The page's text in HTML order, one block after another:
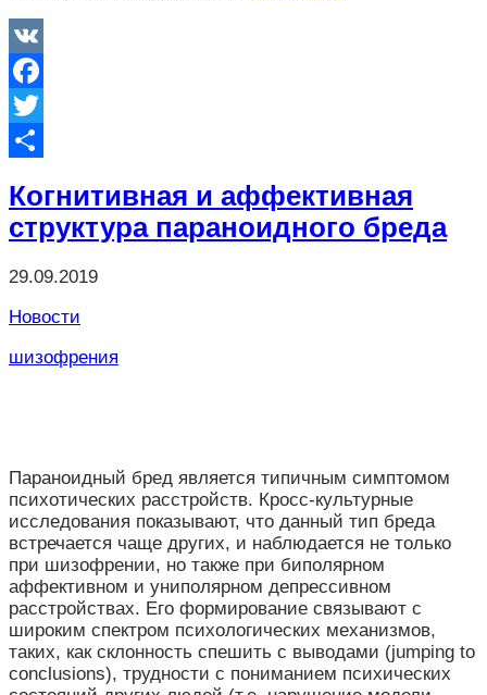
VK
Facebook
Twitter
Когнитивная и аффективная
структура параноидного бреда
29.09.2019
Новости
шизофрения
Параноидный бред является типичным симптомом
психотических расстройств. Кросс-культурные
исследования показывают, что данный тип бреда
встречается чаще других, и наблюдается не только
при шизофрении, но также при биполярном
аффективном и униполярном депрессивном
расстройствах. Его формирование связывают с
широким спектром психологических механизмов,
таких, как склонность спешить с выводами (jumping to
conclusions), трудности с пониманием психических